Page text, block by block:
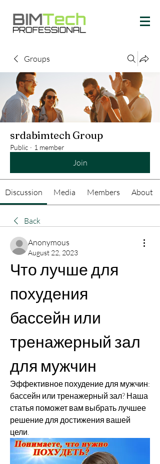
Groups
srdabimtech Group
Public · 1 member
Join
Discussion Media Members About
Back
Anonymous
August 22, 2023
Что лучше для
похудения
бассейн или
тренажерный зал
для мужчин
Эффективное похудение для мужчин:
бассейн или тренажерный зал? Наша
статья поможет вам выбрать лучшее
решение для достижения вашей
цели.